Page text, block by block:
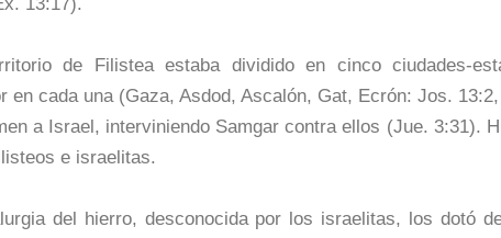
de Filistea estaba dividido en cinco ciudades-
en cada una (Gaza, Asdod, Ascalón, Gat, Ecrón: Jos.
a Israel, interviniendo Samgar contra ellos (Jue. 3:31).
e israelitas.
del hierro, desconocida por los israelitas, los dotó